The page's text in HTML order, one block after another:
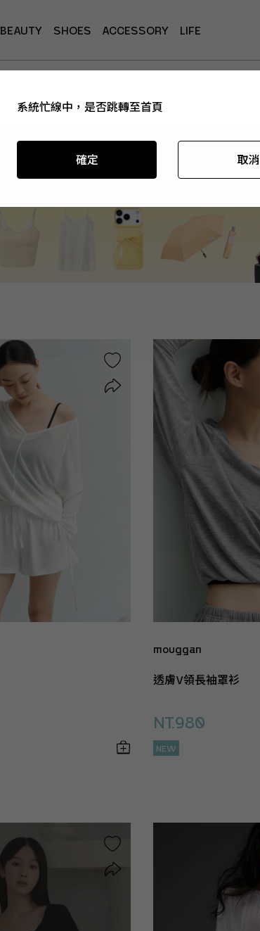
BEAUTY SHOES ACCESSORY LIFE
mouggan
透膚V領長袖罩衫
NT.980
NEW
系統忙線中，是否跳轉至首頁
確定 取消
系統忙線中，是否跳轉至首頁
確定 取消
系統忙線中，是否跳轉至首頁
確定 取消
系統忙線中，是否跳轉至首頁
確定 取消